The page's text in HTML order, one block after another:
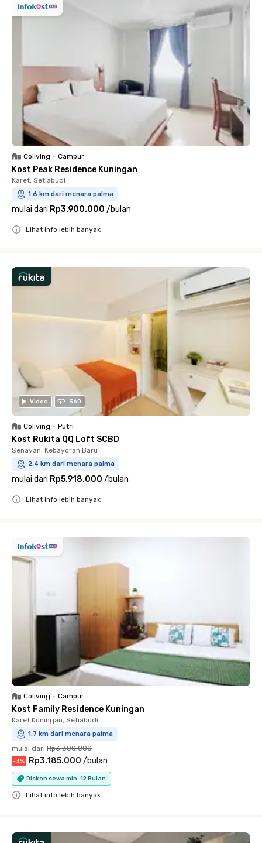
Coliving • Campur
Kost Peak Residence Kuningan
Karet, Setiabudi
1.6 km dari menara palma
mulai dari Rp3.900.000 /bulan
Lihat info lebih banyak
Video 360
Coliving • Putri
Kost Rukita QQ Loft SCBD
Senayan, Kebayoran Baru
2.4 km dari menara palma
mulai dari Rp5.918.000 /bulan
Lihat info lebih banyak
Coliving • Campur
Kost Family Residence Kuningan
Karet Kuningan, Setiabudi
1.7 km dari menara palma
mulai dari Rp3.300.000
-3% Rp3.185.000 /bulan
Diskon sewa min. 12 Bulan
Lihat info lebih banyak